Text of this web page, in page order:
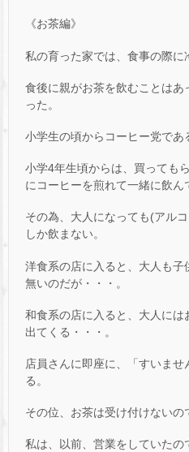
《お茶編》
私の育った家では、食事の際に
食後に親がお茶を飲むことは
った。
小学生の頃からコーヒー党であ
小学4年生頃からは、買っても
にコーヒーを煎れて一緒に飲ん
その為、大人になっても(アル
しか飲まない。
洋食系の店に入ると、大人も
無いのだが・・・。
和食系の店に入ると、大人には
出てくる・・・。
店員さんに即座に、「すいませ
る。
その位、お茶は受け付けないの
私は、以前、営業をしていた